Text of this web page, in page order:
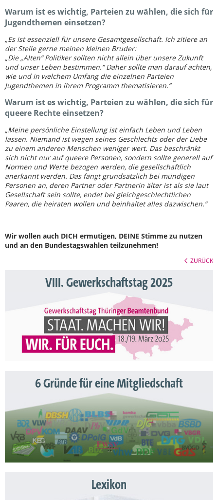
Warum ist es wichtig, Parteien zu wählen, die sich für
Jugendthemen einsetzen?
„Es ist essenziell für unsere Gesamtgesellschaft. Ich zitiere an
der Stelle gerne meinen kleinen Bruder:
„Die „Alten“ Politiker sollten nicht allein über unsere Zukunft
und unser Leben bestimmen.“ Daher sollte man darauf achten,
wie und in welchem Umfang die einzelnen Parteien
Jugendthemen in ihrem Programm thematisieren.“
Warum ist es wichtig, Parteien zu wählen, die sich für
queere Rechte einsetzen?
„Meine persönliche Einstellung ist einfach Leben und Leben
lassen. Niemand ist wegen seines Geschlechts oder der Liebe
zu einem anderen Menschen weniger wert. Das beschränkt
sich nicht nur auf queere Personen, sondern sollte generell auf
Normen und Werte bezogen werden, die gesellschaftlich
anerkannt werden. Das fängt grundsätzlich bei mündigen
Personen an, deren Partner oder Partnerin älter ist als sie laut
Gesellschaft sein sollte, endet bei gleichgeschlechtlichen
Paaren, die heiraten wollen und beinhaltet alles dazwischen.“
Wir wollen auch DICH ermutigen, DEINE Stimme zu nutzen
und an den Bundestagswahlen teilzunehmen!
ZURÜCK
VIII. Gewerkschaftstag 2025
6 Gründe für eine Mitgliedschaft
Lexikon